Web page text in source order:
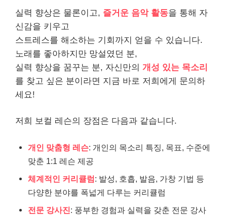
실력 향상은 물론이고, 즐거운 음악 활동을 통해 자
신감을 키우고
스트레스를 해소하는 기회까지 얻을 수 있습니다.
노래를 좋아하지만 망설였던 분,
실력 향상을 꿈꾸는 분, 자신만의 개성 있는 목소리
를 찾고 싶은 분이라면 지금 바로 저희에게 문의하
세요!
저희 보컬 레슨의 장점은 다음과 같습니다.
개인 맞춤형 레슨: 개인의 목소리 특징, 목표, 수준에
맞춘 1:1 레슨 제공
체계적인 커리큘럼: 발성, 호흡, 발음, 가창 기법 등
다양한 분야를 폭넓게 다루는 커리큘럼
전문 강사진: 풍부한 경험과 실력을 갖춘 전문 강사